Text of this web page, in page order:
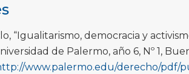
“Igualitarismo, democracia y
de Palermo, año 6, Nº 1,
www.palermo.edu/derecho/pdf/